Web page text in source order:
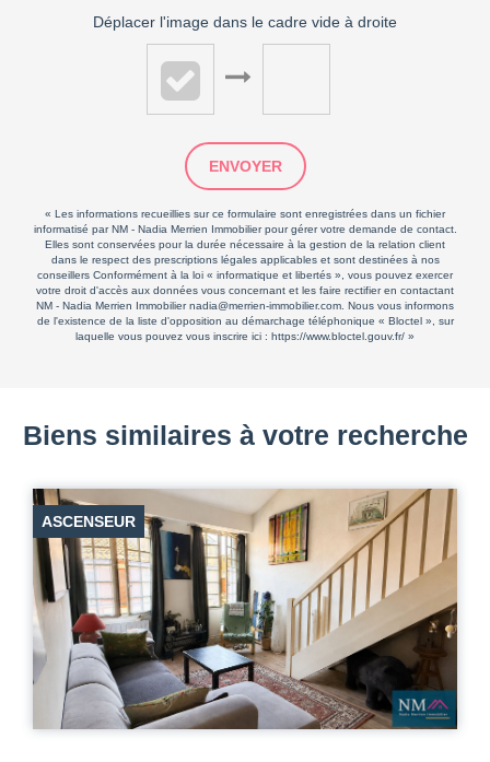
Déplacer l'image dans le cadre vide à droite
ENVOYER
« Les informations recueillies sur ce formulaire sont enregistrées dans un fichier
informatisé par NM - Nadia Merrien Immobilier pour gérer votre demande de contact.
Elles sont conservées pour la durée nécessaire à la gestion de la relation client
dans le respect des prescriptions légales applicables et sont destinées à nos
conseillers Conformément à la loi « informatique et libertés », vous pouvez exercer
votre droit d'accès aux données vous concernant et les faire rectifier en contactant
NM - Nadia Merrien Immobilier nadia@merrien-immobilier.com. Nous vous informons
de l'existence de la liste d'opposition au démarchage téléphonique « Bloctel », sur
laquelle vous pouvez vous inscrire ici : https://www.bloctel.gouv.fr/ »
Biens similaires à votre recherche
ASCENSEUR